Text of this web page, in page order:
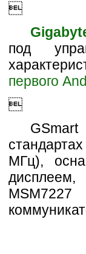

под
первого

МГц),
дисплеем,